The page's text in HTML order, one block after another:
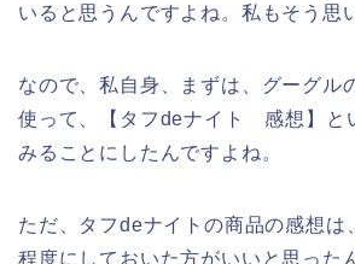
いると思うんですよね。私もそう思
なので、私自身、まずは、グーグル
使って、【タフdeナイト 感想】と
みることにしたんですよね。
ただ、タフdeナイトの商品の感想は
程度にしておいた方がいいと思った